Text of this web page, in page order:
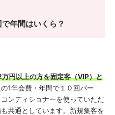
年間はいくら？
円以上の方を固定客（VIP）と
1年会費・年間で１０回パー
ンディショナーを使っていただ
共通としています。新規集客を